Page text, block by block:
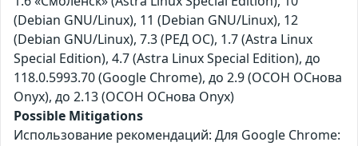
(Debian GNU/Linux), 11 (Debian GNU/Linux), 12
(Debian GNU/Linux), 7.3 (РЕД ОС), 1.7 (Astra Linux
Special Edition), 4.7 (Astra Linux Special Edition), до
118.0.5993.70 (Google Chrome), до 2.9 (ОСОН ОСнова
Оnyx), до 2.13 (ОСОН ОСнова Оnyx)
Possible Mitigations
Использование рекомендаций: Для Google Chrome: